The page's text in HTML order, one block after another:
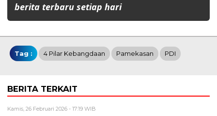
berita terbaru setiap hari
Tag : 4 Pilar Kebangdaan Pamekasan PDI
BERITA TERKAIT
Kamis, 26 Februari 2026 - 17:19 WIB